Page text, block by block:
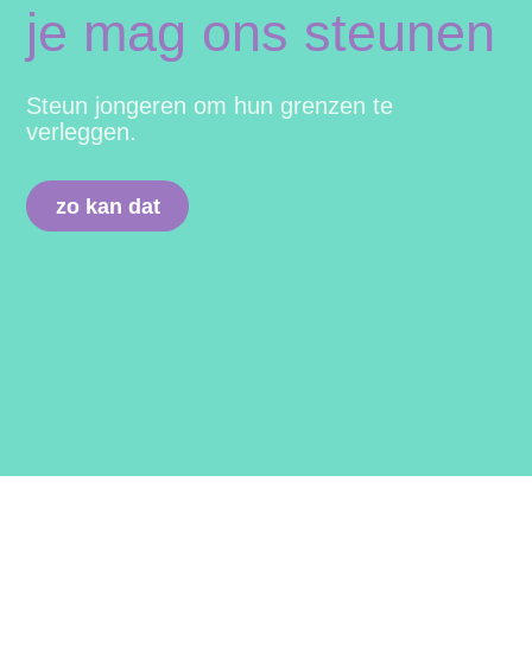
je mag ons steunen
Steun jongeren om hun grenzen te
verleggen.
zo kan dat